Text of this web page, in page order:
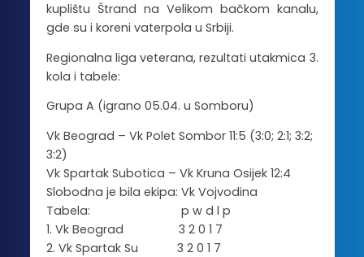
kuplištu Štrand na Velikom bačkom kanalu,
gde su i koreni vaterpola u Srbiji.
Regionalna liga veterana, rezultati utakmica 3.
kola i tabele:
Grupa A (igrano 05.04. u Somboru)
Vk Beograd – Vk Polet Sombor 11:5 (3:0; 2:1; 3:2;
3:2)
Vk Spartak Subotica – Vk Kruna Osijek 12:4
Slobodna je bila ekipa: Vk Vojvodina
Tabela: p w d l p
1. Vk Beograd 3 2 0 1 7
2. Vk Spartak Su 3 2 0 1 7